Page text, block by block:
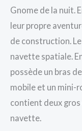
Gnome de la nuit.
leur propre
de construction.
navette spatiale.
possède un bras
mobile et un mini-
contient deux gros
navette.